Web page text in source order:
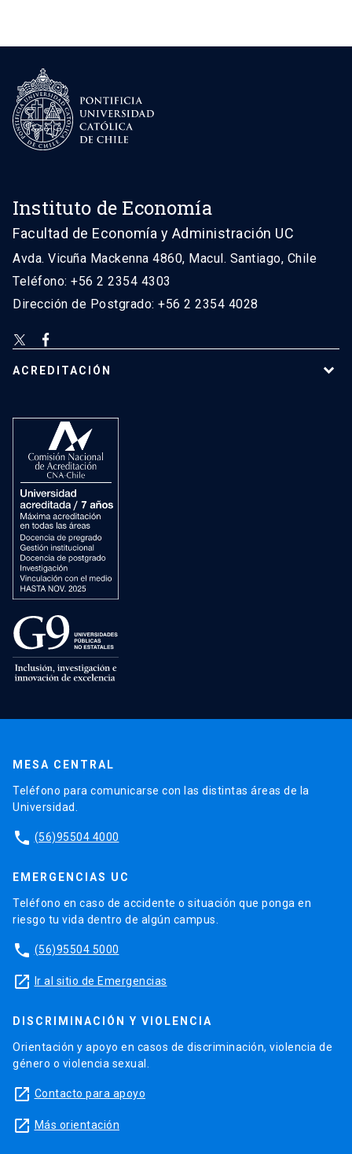
Instituto de Economía
Facultad de Economía y Administración UC
Avda. Vicuña Mackenna 4860, Macul. Santiago, Chile
Teléfono: +56 2 2354 4303
Dirección de Postgrado: +56 2 2354 4028
ACREDITACIÓN
MESA CENTRAL
Teléfono para comunicarse con las distintas áreas de la
Universidad.
phone (56)95504 4000
EMERGENCIAS UC
Teléfono en caso de accidente o situación que ponga en
riesgo tu vida dentro de algún campus.
phone (56)95504 5000
launch Ir al sitio de Emergencias
DISCRIMINACIÓN Y VIOLENCIA
Orientación y apoyo en casos de discriminación, violencia de
género o violencia sexual.
launch Contacto para apoyo
launch Más orientación